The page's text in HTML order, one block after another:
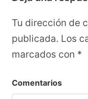
Tu dirección de
publicada. Los
marcados con *
Comentarios